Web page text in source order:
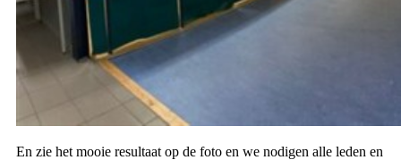
En zie het mooie resultaat op de foto en we nodigen alle leden en